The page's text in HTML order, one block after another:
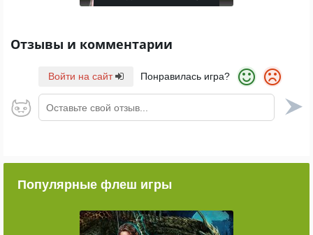
Отзывы и комментарии
Войти на сайт Понравилась игра?
Оставьте свой отзыв...
Популярные флеш игры